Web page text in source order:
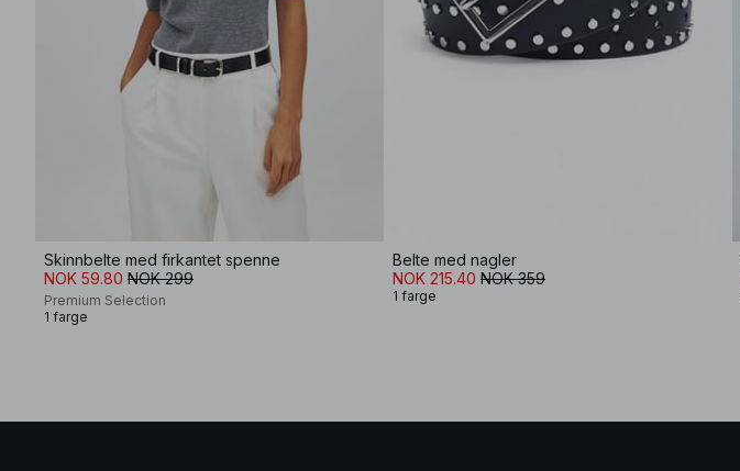
Skinnbelte med firkantet spenne
NOK 59.80 NOK 299
Premium Selection
1 farge
Belte med nagler
NOK 215.40 NOK 359
1 farge